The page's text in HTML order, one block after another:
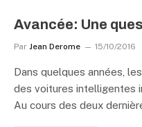
Avancée: Une
Par Jean Derome 15/10/2016
Dans quelques années,
des voitures intelligentes
Au cours des deux